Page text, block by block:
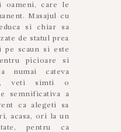
oameni, care le
Masajul cu
si chiar sa
de statul prea
scaun si este
picioare si
numai cateva
veti simti o
semnificativa a
ca alegeti sa
acasa, ori la un
pentru ca